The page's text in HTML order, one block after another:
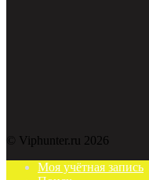
© Viphunter.ru 2026
Моя учётная запись